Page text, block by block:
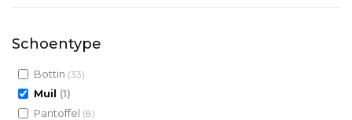
Schoentype
Bottin (33)
Muil (1)
Pantoffel (8)